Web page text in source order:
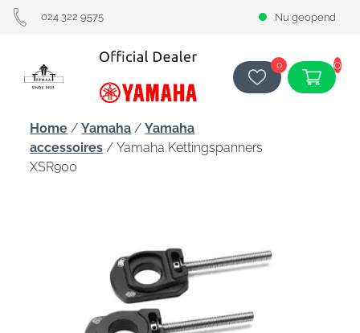
024 322 9575 Nu geopend
0 0
Home /Yamaha /Yamaha
accessoires / Yamaha Kettingspanners
XSR900